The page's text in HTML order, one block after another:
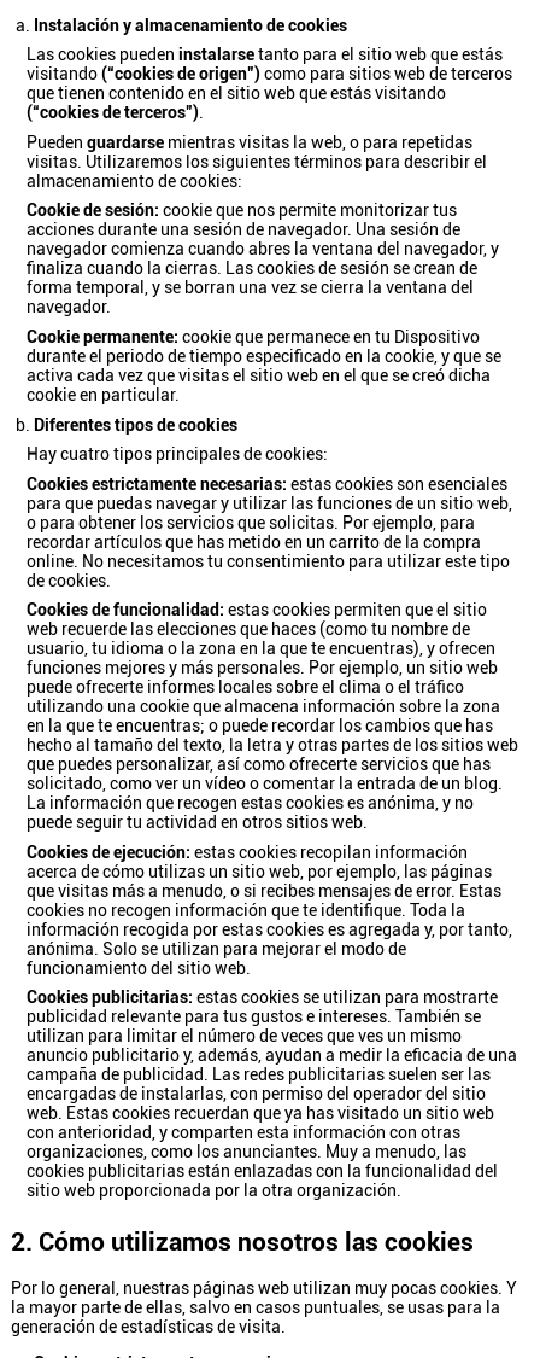
Instalación y almacenamiento de cookies
Las cookies pueden instalarsetanto para el sitio web que estás
visitando(“cookies de origen”)como para sitios web de terceros
que tienen contenido en el sitio web que estás visitando
(“cookies de terceros”).
Pueden guardarsemientras visitas la web, o para repetidas
visitas. Utilizaremos los siguientes términos para describir el
almacenamiento de cookies:
Cookie de sesión: cookie que nos permite monitorizar tus
acciones durante una sesión de navegador. Una sesión de
navegador comienza cuando abres la ventana del navegador, y
finaliza cuando la cierras. Las cookies de sesión se crean de
forma temporal, y se borran una vez se cierra la ventana del
navegador.
Cookie permanente: cookie que permanece en tu Dispositivo
durante el periodo de tiempo especificado en la cookie, y que se
activa cada vez que visitas el sitio web en el que se creó dicha
cookie en particular.
Diferentes tipos de cookies
Hay cuatro tipos principales de cookies:
Cookies estrictamente necesarias: estas cookies son esenciales
para que puedas navegar y utilizar las funciones de un sitio web,
o para obtener los servicios que solicitas. Por ejemplo, para
recordar artículos que has metido en un carrito de la compra
online. No necesitamos tu consentimiento para utilizar este tipo
de cookies.
Cookies de funcionalidad: estas cookies permiten que el sitio
web recuerde las elecciones que haces (como tu nombre de
usuario, tu idioma o la zona en la que te encuentras), y ofrecen
funciones mejores y más personales. Por ejemplo, un sitio web
puede ofrecerte informes locales sobre el clima o el tráfico
utilizando una cookie que almacena información sobre la zona
en la que te encuentras; o puede recordar los cambios que has
hecho al tamaño del texto, la letra y otras partes de los sitios web
que puedes personalizar, así como ofrecerte servicios que has
solicitado, como ver un vídeo o comentar la entrada de un blog.
La información que recogen estas cookies es anónima, y no
puede seguir tu actividad en otros sitios web.
Cookies de ejecución: estas cookies recopilan información
acerca de cómo utilizas un sitio web, por ejemplo, las páginas
que visitas más a menudo, o si recibes mensajes de error. Estas
cookies no recogen información que te identifique. Toda la
información recogida por estas cookies es agregada y, por tanto,
anónima. Solo se utilizan para mejorar el modo de
funcionamiento del sitio web.
Cookies publicitarias: estas cookies se utilizan para mostrarte
publicidad relevante para tus gustos e intereses. También se
utilizan para limitar el número de veces que ves un mismo
anuncio publicitario y, además, ayudan a medir la eficacia de una
campaña de publicidad. Las redes publicitarias suelen ser las
encargadas de instalarlas, con permiso del operador del sitio
web. Estas cookies recuerdan que ya has visitado un sitio web
con anterioridad, y comparten esta información con otras
organizaciones, como los anunciantes. Muy a menudo, las
cookies publicitarias están enlazadas con la funcionalidad del
sitio web proporcionada por la otra organización.
2. Cómo utilizamos nosotros las cookies
Por lo general, nuestras páginas web utilizan muy pocas cookies. Y
la mayor parte de ellas, salvo en casos puntuales, se usas para la
generación de estadísticas de visita.